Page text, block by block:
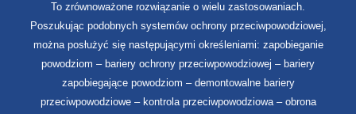
To zrównoważone rozwiązanie o wielu zastosowaniach.
Poszukując podobnych systemów ochrony przeciwpowodziowej,
można posłużyć się następującymi określeniami: zapobieganie
powodziom – bariery ochrony przeciwpowodziowej – bariery
zapobiegające powodziom – demontowalne bariery
przeciwpowodziowe – kontrola przeciwpowodziowa – obrona